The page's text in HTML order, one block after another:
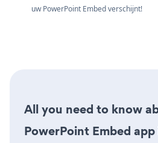
uw PowerPoint Embed verschijnt!
All you need to know
PowerPoint Embed